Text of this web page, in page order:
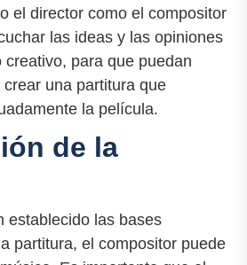
el director como el compositor
las ideas y las opiniones
para que puedan
una partitura que
la película.
de la
establecido las bases
partitura, el compositor puede